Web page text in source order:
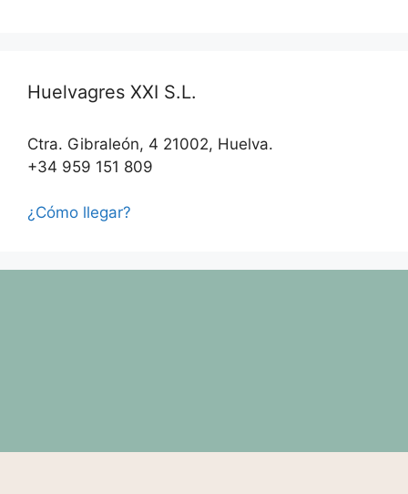
Huelvagres XXI S.L.
Ctra. Gibraleón, 4 21002, Huelva.
+34 959 151 809
¿Cómo llegar?